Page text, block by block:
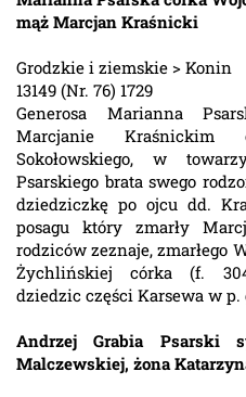
mąż Marcjan Kraśnicki
Grodzkie i ziemskie > Konin
13149 (Nr. 76) 1729
Generosa Marianna
Marcjanie Kraśnickim
Sokołowskiego, w
Psarskiego brata swego
dziedziczkę po ojcu dd.
posagu który zmarły
rodziców zeznaje, zmarłego
Żychlińskiej córka (f.
dziedzic części Karsewa w p.
Andrzej Grabia Psarski
Malczewskiej, żona